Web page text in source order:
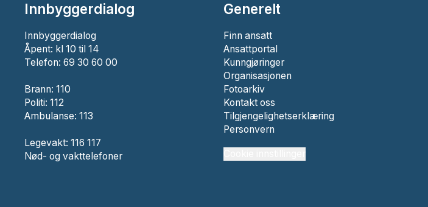
Innbyggerdialog
Innbyggerdialog
Åpent: kl 10 til 14
Telefon: 69 30 60 00
Brann: 110
Politi: 112
Ambulanse: 113
Legevakt: 116 117
Nød- og vakttelefoner
Generelt
Finn ansatt
Ansattportal
Kunngjøringer
Organisasjonen
Fotoarkiv
Kontakt oss
Tilgjengelighetserklæring
Personvern